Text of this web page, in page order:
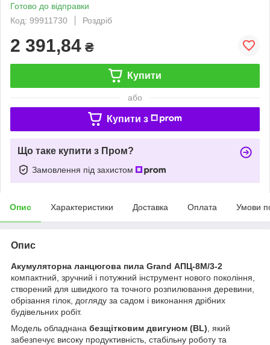
Готово до відправки
Код: 99911730
Роздріб
2 391,84 ₴
Купити
або
Купити з
Що таке купити з Пром?
Замовлення під захистом
Опис Характеристики Доставка Оплата Умови
Опис
Акумуляторна ланцюгова пила Grand АПЦ-8М/3-2
компактний, зручний і потужний інструмент нового покоління,
створений для швидкого та точного розпилювання деревини,
обрізання гілок, догляду за садом і виконання дрібних
будівельних робіт.
Модель обладнана безщітковим двигуном (BL) , який
забезпечує високу продуктивність, стабільну роботу та